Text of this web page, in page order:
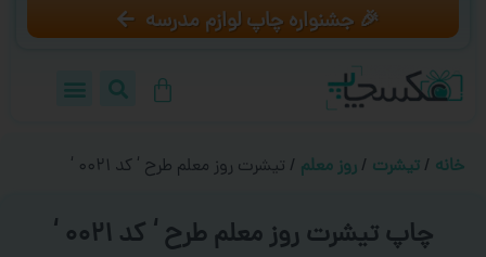
🎉 جشنواره چاپ لوازم مدرسه
خانه / تیشرت / روز معلم / تیشرت روز معلم طرح ‘ کد ۰۰۲۱ ‘
چاپ تیشرت روز معلم طرح ‘ کد ۰۰۲۱ ‘